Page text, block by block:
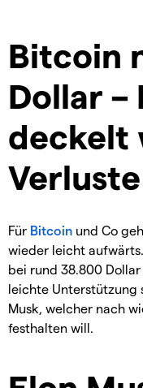
Bitcoin
Dollar –
deckelt
Verluste
Für Bitcoin und Co
wieder leicht
bei rund 38.800
leichte Unterstützung
Musk, welcher nach
festhalten will.